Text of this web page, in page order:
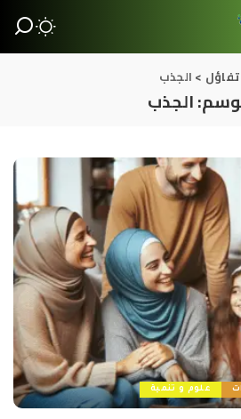
تفاؤل > الجذب
الجذب
علوم و تنمية